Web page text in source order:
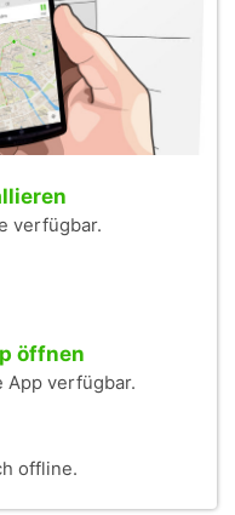
verfügbar.
öffnen
App verfügbar.
offline.